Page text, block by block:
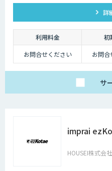
チャットボットを導入することで
日対応できるという点です。スマ
つでもインターネット検索を行え
深夜に「この商品についてもっと
なくないのです。
そのような場合に、チャットボッ
解消することができるため、顧客
ます。低コストで問い合わせ対応
ユーザーから似たような問い合わ
くありません。その質問に毎回担
とはいえないでしょう。その点、
を自動化できるため、従業員は他
詳
利用料金 初
お問合せください
お問合
サ
imprai
HOUSEI株式会社